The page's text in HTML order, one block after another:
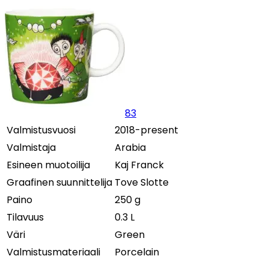
83
Valmistusvuosi
2018-present
Valmistaja
Arabia
Esineen muotoilija
Kaj Franck
Graafinen suunnittelija Tove Slotte
Paino
250 g
Tilavuus
0.3 L
Väri
Green
Valmistusmateriaali
Porcelain